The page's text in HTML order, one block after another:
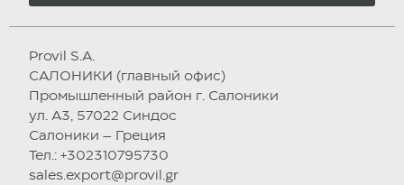
Provil S.A.
САЛОНИКИ (главный офис)
Промышленный район г. Салоники
ул. А3, 57022 Синдос
Салоники – Греция
Тел.: +302310795730
sales.export@provil.gr